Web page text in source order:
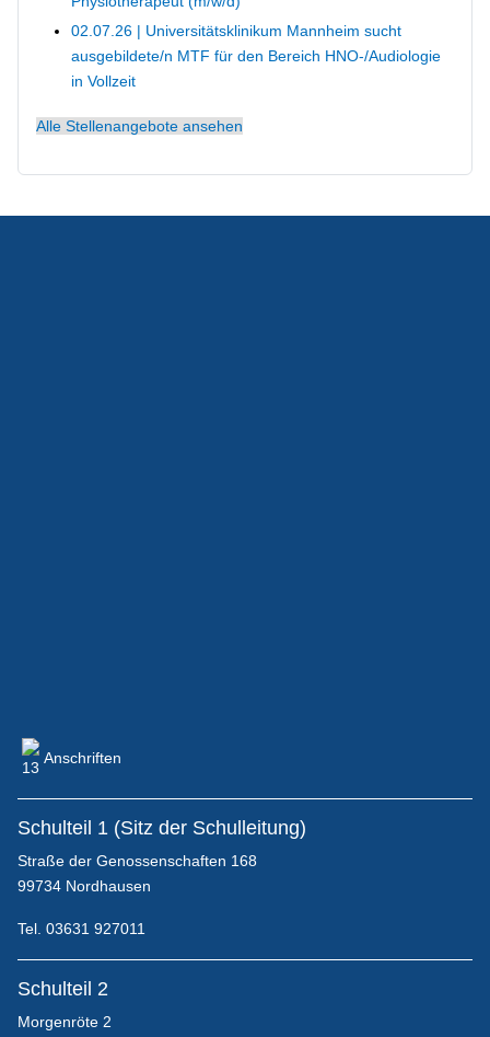
Flyer für Interessenten & Bewerber
Kontaktmöglichkeiten
02.07.26 | Universitätsklinikum Mannheim sucht
ausgebildete/n MTF für den Bereich HNO-/Audiologie
in Vollzeit
Alle Stellenangebote ansehen
Anschriften
Schulteil 1 (Sitz der Schulleitung)
Straße der Genossenschaften 168
99734 Nordhausen
Tel. 03631 927011
Schulteil 2
Morgenröte 2